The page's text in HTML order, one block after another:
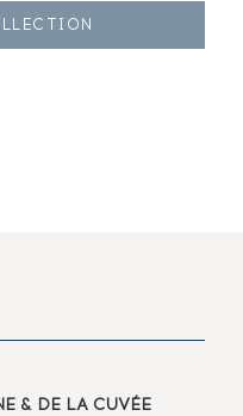
& DE LA CUVÉE